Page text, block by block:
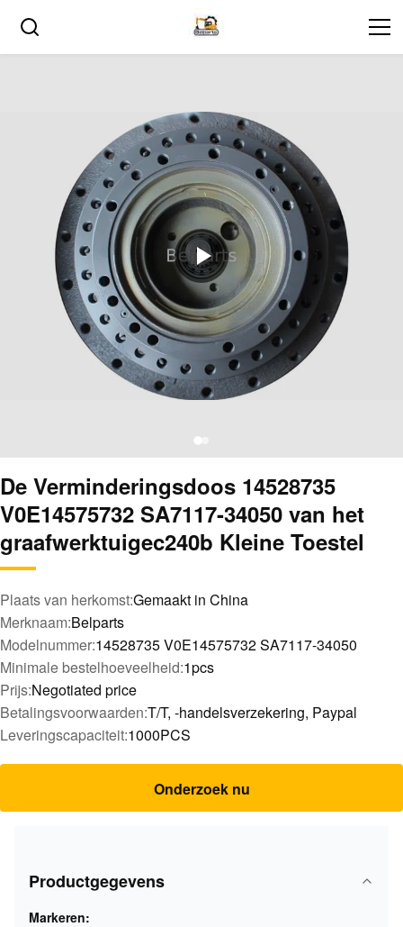
De Verminderingsdoos 14528735
V0E14575732 SA7117-34050 van het
graafwerktuigec240b Kleine Toestel
Plaats van herkomst:Gemaakt in China
Merknaam:Belparts
Modelnummer:14528735 V0E14575732 SA7117-34050
Minimale bestelhoeveelheid:1pcs
Prijs:Negotiated price
Betalingsvoorwaarden:T/T, -handelsverzekering, Paypal
Leveringscapaciteit:1000PCS
Onderzoek nu
Productgegevens
Markeren: